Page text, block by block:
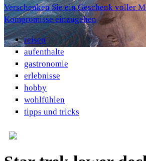
Verschenken Sie ein Geschenk voller
Kompromisse einzugehen
reisen
aufenthalte
gastronomie
erlebnisse
hobby
wohlfühlen
tipps und tricks